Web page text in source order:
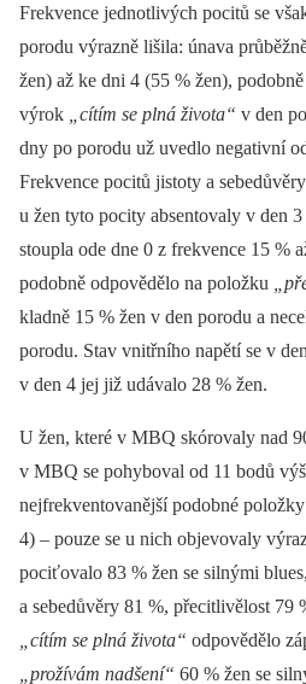
Frekvence jednotlivých pocitů se
porodu výrazně lišila: únava
žen) až ke dni 4 (55 % žen),
výrok
„cítím se plná života“ v den
dny po porodu už uvedlo negativní
Frekvence pocitů jistoty a
u žen tyto pocity absentovaly v den
stoupla ode dne 0 z frekvence 15 %
podobně odpovědělo na položku
kladně 15 % žen v den porodu a
porodu. Stav vnitřního napětí se v
v den 4 jej již udávalo 28 % žen.
U žen, které v MBQ skórovaly nad
v MBQ se pohyboval od 11 bodů
nejfrekventovanější podobné
4) –⁠ pouze se u nich objevovaly
pociťovalo 83 % žen se silnými
a sebedůvěry 81 %, přecitlivělost 79
„cítím se plná života“ odpovědělo
„prožívám nadšení“ 60 % žen se